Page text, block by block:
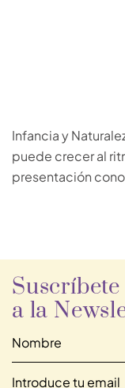
Infancia y
puede crecer al
presentación
Suscríbete
a la